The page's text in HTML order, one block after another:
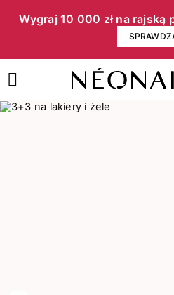
Wygraj 10 000 zł na rajską